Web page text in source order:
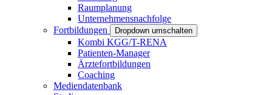
Raumplanung
Unternehmensnachfolge
Fortbildungen
Dropdown umschalten
Kombi KGG/T-RENA
Patienten-Manager
Ärztefortbildungen
Coaching
Mediendatenbank